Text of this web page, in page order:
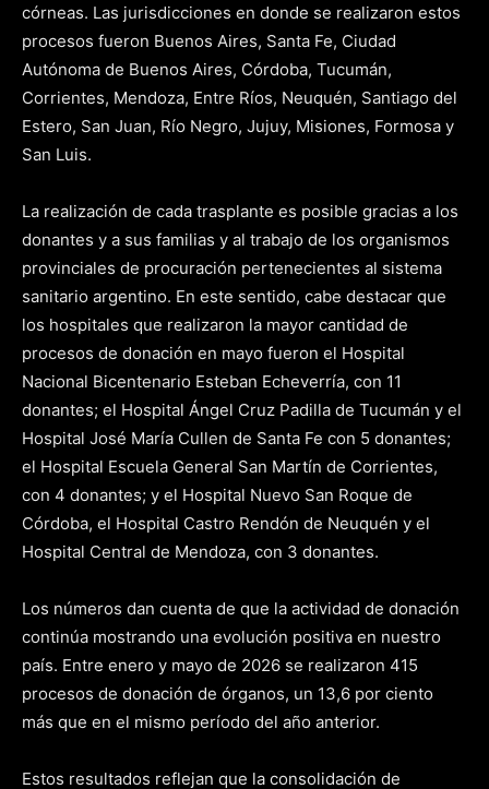
córneas. Las jurisdicciones en donde se realizaron estos
procesos fueron Buenos Aires, Santa Fe, Ciudad
Autónoma de Buenos Aires, Córdoba, Tucumán,
Corrientes, Mendoza, Entre Ríos, Neuquén, Santiago del
Estero, San Juan, Río Negro, Jujuy, Misiones, Formosa y
San Luis.
La realización de cada trasplante es posible gracias a los
donantes y a sus familias y al trabajo de los organismos
provinciales de procuración pertenecientes al sistema
sanitario argentino. En este sentido, cabe destacar que
los hospitales que realizaron la mayor cantidad de
procesos de donación en mayo fueron el Hospital
Nacional Bicentenario Esteban Echeverría, con 11
donantes; el Hospital Ángel Cruz Padilla de Tucumán y el
Hospital José María Cullen de Santa Fe con 5 donantes;
el Hospital Escuela General San Martín de Corrientes,
con 4 donantes; y el Hospital Nuevo San Roque de
Córdoba, el Hospital Castro Rendón de Neuquén y el
Hospital Central de Mendoza, con 3 donantes.
Los números dan cuenta de que la actividad de donación
continúa mostrando una evolución positiva en nuestro
país. Entre enero y mayo de 2026 se realizaron 415
procesos de donación de órganos, un 13,6 por ciento
más que en el mismo período del año anterior.
Estos resultados reflejan que la consolidación de